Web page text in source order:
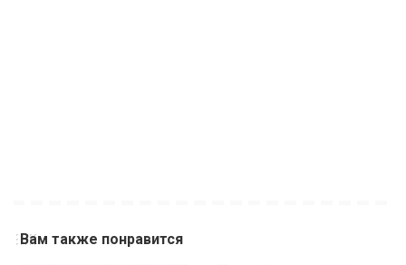
Вам также понравится